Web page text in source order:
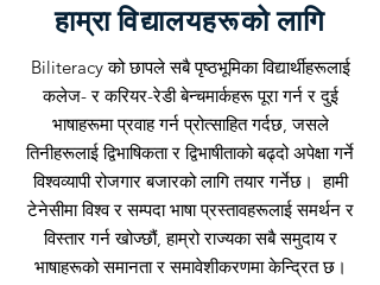
हाम्रा विद्यालयहरूको लागि
Biliteracy को छापले सबै पृष्ठभूमिका विद्यार्थीहरूलाई
कलेज- र करियर-रेडी बेन्चमार्कहरू पूरा गर्न र दुई
भाषाहरूमा प्रवाह गर्न प्रोत्साहित गर्दछ, जसले
तिनीहरूलाई द्विभाषिकता र द्विभाषीताको बढ्दो अपेक्षा गर्ने
विश्वव्यापी रोजगार बजारको लागि तयार गर्नेछ। हामी
टेनेसीमा विश्व र सम्पदा भाषा प्रस्तावहरूलाई समर्थन र
विस्तार गर्न खोज्छौं, हाम्रो राज्यका सबै समुदाय र
भाषाहरूको समानता र समावेशीकरणमा केन्द्रित छ।